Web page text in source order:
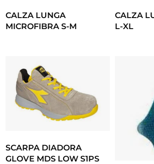
CALZA LUNGA
MICROFIBRA S-M
CALZA
L-XL
SCARPA DIADORA
GLOVE MDS LOW S1PS